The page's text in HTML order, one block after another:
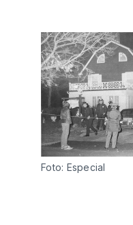
Foto: Especial